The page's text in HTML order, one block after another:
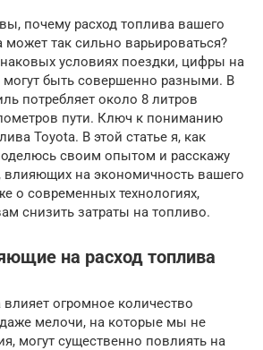
почему расход топлива вашего
так сильно варьироваться?
условиях поездки, цифры на
быть совершенно разными. В
потребляет около 8 литров
пути. Ключ к пониманию
Toyota. В этой статье я, как
своим опытом и расскажу
влияющих на экономичность вашего
о современных технологиях,
снизить затраты на топливо.
на расход топлива
огромное количество
мелочи, на которые мы не
могут существенно повлиять на